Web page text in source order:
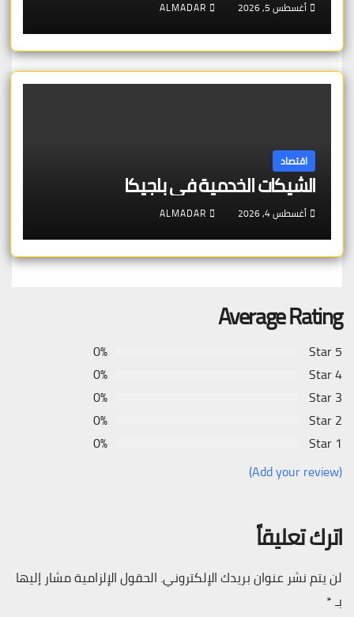
أغسطس 5, 2026 ALMADAR
اقتصاد
الشيكات الخدمية في بلجيكا
أغسطس 4, 2026 ALMADAR
Average Rating
5 Star
0%
4 Star
0%
3 Star
0%
2 Star
0%
1 Star
0%
(Add your review)
اترك تعليقاً
لن يتم نشر عنوان بريدك الإلكتروني. الحقول الإلزامية مشار إليها
بـ*